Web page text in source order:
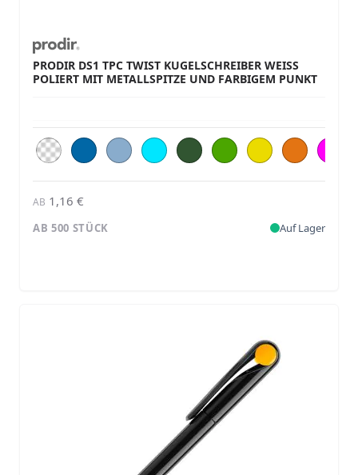
PRODIR DS1 TPC TWIST KUGELSCHREIBER WEISS P
OLIERT MIT METALLSPITZE UND FARBIGEM PUNKT
AB 1,16 €
AB 500 STÜCK Auf Lager